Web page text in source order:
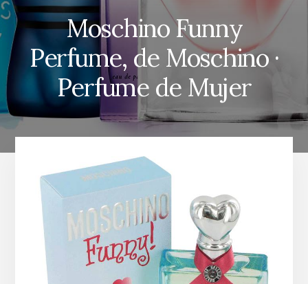
Moschino Funny
Perfume, de Moschino ·
Perfume de Mujer